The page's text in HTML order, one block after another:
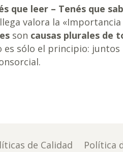
que leer – Tenés que
valora la «Importancia
son causas plurales de
es sólo el principio: juntos
de Calidad Política